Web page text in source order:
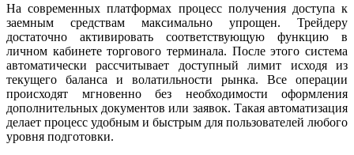
На современных платформах процесс получения доступа к
заемным средствам максимально упрощен. Трейдеру
достаточно активировать соответствующую функцию в
личном кабинете торгового терминала. После этого система
автоматически рассчитывает доступный лимит исходя из
текущего баланса и волатильности рынка. Все операции
происходят мгновенно без необходимости оформления
дополнительных документов или заявок. Такая автоматизация
делает процесс удобным и быстрым для пользователей любого
уровня подготовки.